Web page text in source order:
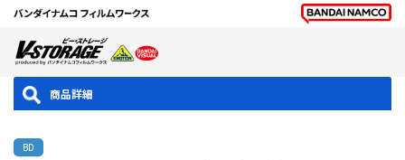
商品詳細
BD